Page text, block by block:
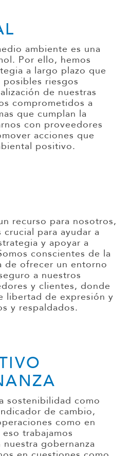
ambiente es una
Por ello, hemos
a largo plazo que
posibles riesgos
de nuestras
comprometidos a
que cumplan la
con proveedores
acciones que
positivo.
recurso para nosotros,
para ayudar a
y apoyar a
conscientes de la
de ofrecer un entorno
a nuestros
y clientes, donde
libertad de expresión y
y respaldados.
sostenibilidad como
de cambio,
como en
eso trabajamos
nuestra gobernanza